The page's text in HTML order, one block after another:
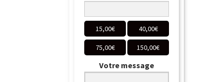
15,00€ 40,00€
75,00€ 150,00€
Votre message